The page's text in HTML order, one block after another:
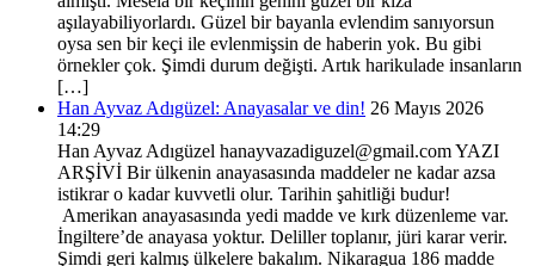
aşılayabiliyorlardı. Güzel bir bayanla evlendim sanıyorsun
oysa sen bir keçi ile evlenmişsin de haberin yok. Bu gibi
örnekler çok. Şimdi durum değişti. Artık harikulade insanların
[…]
Han Ayvaz Adıgüzel: Anayasalar ve din! 26 Mayıs 2026
14:29
Han Ayvaz Adıgüzel hanayvazadiguzel@gmail.com YAZI
ARŞİVİ Bir ülkenin anayasasında maddeler ne kadar azsa
istikrar o kadar kuvvetli olur. Tarihin şahitliği budur!
Amerikan anayasasında yedi madde ve kırk düzenleme var.
İngiltere’de anayasa yoktur. Deliller toplanır, jüri karar verir.
Şimdi geri kalmış ülkelere bakalım. Nikaragua 186 madde